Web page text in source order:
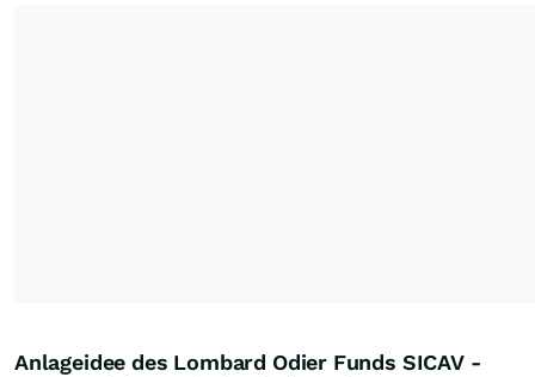
Anlageidee des Lombard Odier Funds SICAV -